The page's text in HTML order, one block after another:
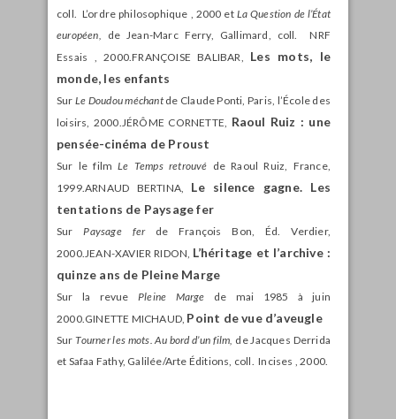
coll. L’ordre philosophique , 2000 et La Question de l’État
européen,
de Jean-Marc Ferry, Gallimard, coll. NRF
Essais , 2000.FRANÇOISE BALIBAR, Les mots, le
monde, les enfants
Sur Le Doudou méchantde Claude Ponti, Paris, l’École des
loisirs, 2000.JÉRÔME CORNETTE,
Raoul Ruiz : une
pensée-cinéma de Proust
Sur le filmLe Temps retrouvé de Raoul Ruiz, France,
1999.ARNAUD BERTINA, Le silence gagne. Les
tentations de Paysage fer
Sur Paysage fer de François Bon, Éd. Verdier,
2000.JEAN-XAVIER RIDON, L’héritage et l’archive :
quinze ans de Pleine Marge
Sur la revue Pleine Marge de mai 1985 à juin
2000.GINETTE MICHAUD, Point de vue d’aveugle
Sur Tourner les mots. Au bord d’un film, de Jacques Derrida
et Safaa Fathy, Galilée/Arte Éditions, coll. Incises , 2000.